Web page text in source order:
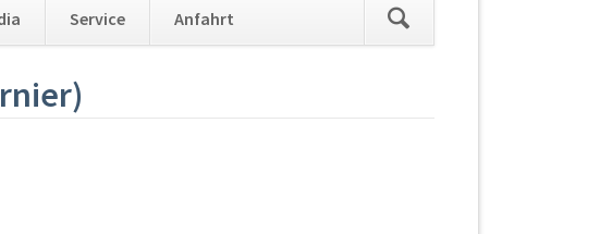
überspringen
Service Anfahrt